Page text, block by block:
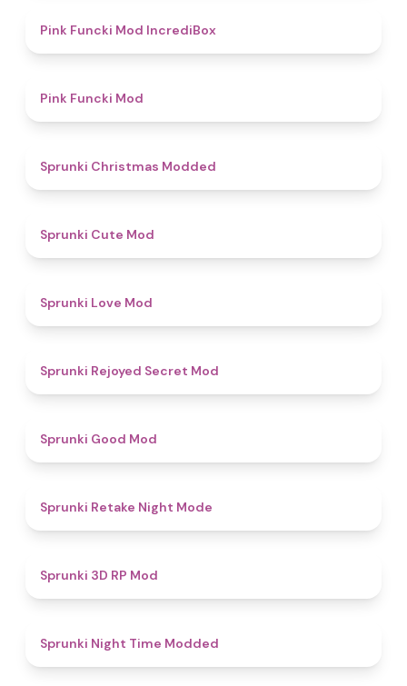
Pink Funcki Mod IncrediBox
Pink Funcki Mod
Sprunki Christmas Modded
Sprunki Cute Mod
Sprunki Love Mod
Sprunki Rejoyed Secret Mod
Sprunki Good Mod
Sprunki Retake Night Mode
Sprunki 3D RP Mod
Sprunki Night Time Modded